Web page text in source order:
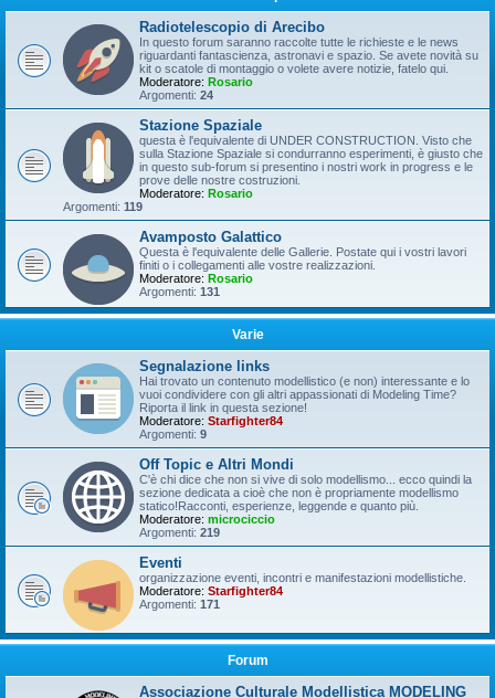
Radiotelescopio di Arecibo
In questo forum saranno raccolte tutte le richieste e le news
riguardanti fantascienza, astronavi e spazio. Se avete novità su
kit o scatole di montaggio o volete avere notizie, fatelo qui.
Moderatore: Rosario
Argomenti: 24
Stazione Spaziale
questa è l'equivalente di UNDER CONSTRUCTION. Visto che
sulla Stazione Spaziale si condurranno esperimenti, è giusto che
in questo sub-forum si presentino i nostri work in progress e le
prove delle nostre costruzioni.
Moderatore: Rosario
Argomenti: 119
Avamposto Galattico
Questa è l'equivalente delle Gallerie. Postate qui i vostri lavori
finiti o i collegamenti alle vostre realizzazioni.
Moderatore: Rosario
Argomenti: 131
Varie
Segnalazione links
Hai trovato un contenuto modellistico (e non) interessante e lo
vuoi condividere con gli altri appassionati di Modeling Time?
Riporta il link in questa sezione!
Moderatore: Starfighter84
Argomenti: 9
Off Topic e Altri Mondi
C'è chi dice che non si vive di solo modellismo... ecco quindi la
sezione dedicata a cioè che non è propriamente modellismo
statico!Racconti, esperienze, leggende e quanto più.
Moderatore: microciccio
Argomenti: 219
Eventi
organizzazione eventi, incontri e manifestazioni modellistiche.
Moderatore: Starfighter84
Argomenti: 171
Forum
Associazione Culturale Modellistica MODELING